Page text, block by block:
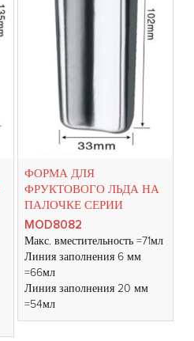
ФОРМА ДЛЯ
ФРУКТОВОГО ЛЬДА НА
ПАЛОЧКЕ СЕРИИ
MOD8082
Макс. вместительность =71мл
Линия заполнения 6 мм
=66мл
Линия заполнения 20 мм
=54мл